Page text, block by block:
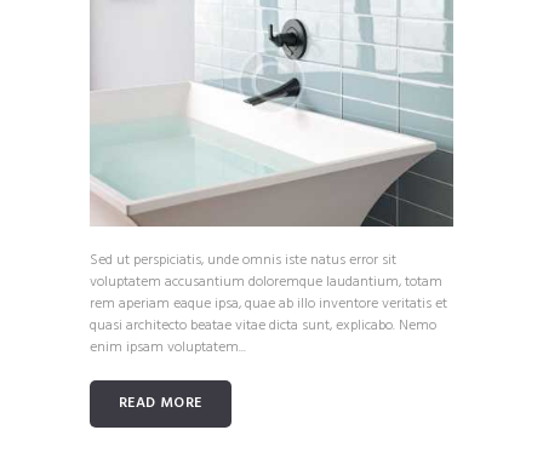
Sed ut perspiciatis, unde omnis iste natus error sit
voluptatem accusantium doloremque laudantium, totam
rem aperiam eaque ipsa, quae ab illo inventore veritatis et
quasi architecto beatae vitae dicta sunt, explicabo. Nemo
enim ipsam voluptatem...
READ MORE